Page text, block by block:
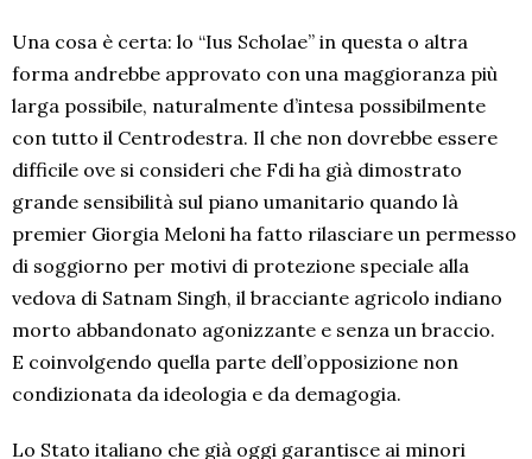
Una cosa è certa: lo “Ius Scholae” in questa o altra
forma andrebbe approvato con una maggioranza più
larga possibile, naturalmente d’intesa possibilmente
con tutto il Centrodestra. Il che non dovrebbe essere
difficile ove si consideri che Fdi ha già dimostrato
grande sensibilità sul piano umanitario quando là
premier Giorgia Meloni ha fatto rilasciare un permesso
di soggiorno per motivi di protezione speciale alla
vedova di Satnam Singh, il bracciante agricolo indiano
morto abbandonato agonizzante e senza un braccio.
E coinvolgendo quella parte dell’opposizione non
condizionata da ideologia e da demagogia.
Lo Stato italiano che già oggi garantisce ai minori